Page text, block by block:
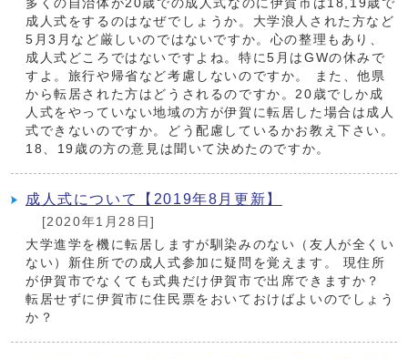
多くの自治体が20歳での成人式なのに伊賀市は18,19歳で
成人式をするのはなぜでしょうか。大学浪人された方など
5月3月など厳しいのではないですか。心の整理もあり、
成人式どころではないですよね。特に5月はGWの休みで
すよ。旅行や帰省など考慮しないのですか。 また、他県
から転居された方はどうされるのですか。20歳でしか成
人式をやっていない地域の方が伊賀に転居した場合は成人
式できないのですか。どう配慮しているかお教え下さい。
18、19歳の方の意見は聞いて決めたのですか。
成人式について【2019年8月更新】
[2020年1月28日]
大学進学を機に転居しますが馴染みのない（友人が全くい
ない）新住所での成人式参加に疑問を覚えます。 現住所
が伊賀市でなくても式典だけ伊賀市で出席できますか？
転居せずに伊賀市に住民票をおいておけばよいのでしょう
か？